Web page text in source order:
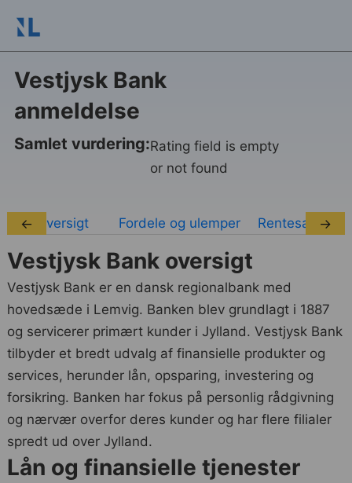
Vestjysk Bank
anmeldelse
Samlet vurdering:Rating field is empty
or not found
Oversigt Fordele og ulemper Rentesatser
← →
Vestjysk Bank oversigt
Vestjysk Bank er en dansk regionalbank med
hovedsæde i Lemvig. Banken blev grundlagt i 1887
og servicerer primært kunder i Jylland. Vestjysk Bank
tilbyder et bredt udvalg af finansielle produkter og
services, herunder lån, opsparing, investering og
forsikring. Banken har fokus på personlig rådgivning
og nærvær overfor deres kunder og har flere filialer
spredt ud over Jylland.
Lån og finansielle tjenester